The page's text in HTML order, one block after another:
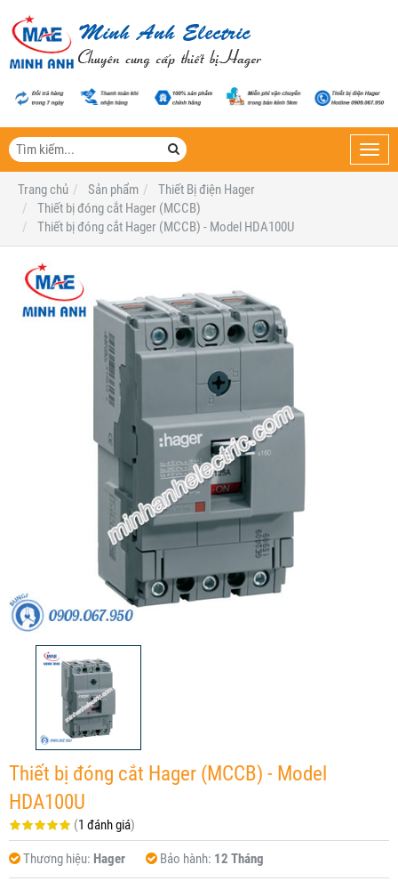
Trang chủ
Sản phẩm
Thiết Bị điện Hager
Thiết bị đóng cắt Hager (MCCB)
Thiết bị đóng cắt Hager (MCCB) - Model HDA100U
Thiết bị đóng cắt Hager (MCCB) - Model
HDA100U
(1 đánh giá)
Thương hiệu: Hager Bảo hành: 12 Tháng